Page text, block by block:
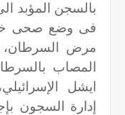
بالسجن المؤبد
فى وضع صحى
مرض السرطان،
المصاب
ايشل
إدارة السجون